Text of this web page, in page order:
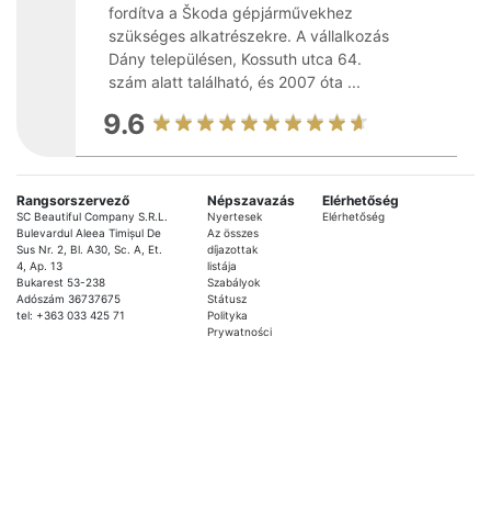
fordítva a Škoda gépjárművekhez
szükséges alkatrészekre. A vállalkozás
Dány településen, Kossuth utca 64.
szám alatt található, és 2007 óta ...
9.6
Rangsorszervező
SC Beautiful Company S.R.L.
Bulevardul Aleea Timișul De
Sus Nr. 2, Bl. A30, Sc. A, Et.
4, Ap. 13
Bukarest 53-238
Adószám 36737675
tel: +363 033 425 71
Népszavazás
Nyertesek
Az összes
díjazottak
listája
Szabályok
Státusz
Polityka
Prywatności
Elérhetőség
Elérhetőség